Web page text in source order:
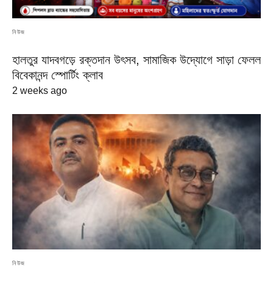
নিউজ
হালতুর যাদবগড়ে রক্তদান উৎসব, সামাজিক উদ্যোগে সাড়া ফেলল
বিবেকানন্দ স্পোর্টিং ক্লাব
2 weeks ago
নিউজ